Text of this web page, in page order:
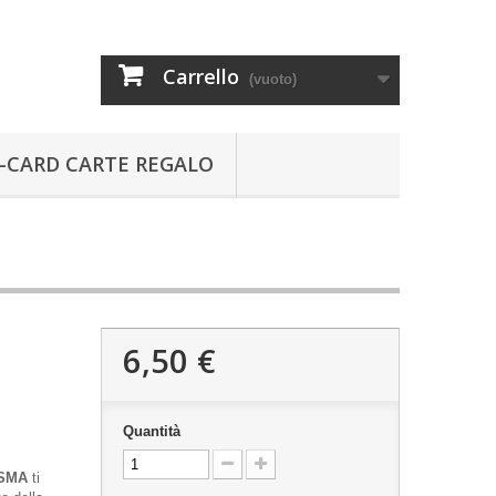
Carrello (vuoto)
CARD CARTE REGALO
ti
6,50 €
Quantità